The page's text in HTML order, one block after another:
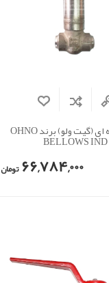
شیر فلکه ای (گیت ولو) برند OHNO
BELLOWS IND
66,784,000 تومان